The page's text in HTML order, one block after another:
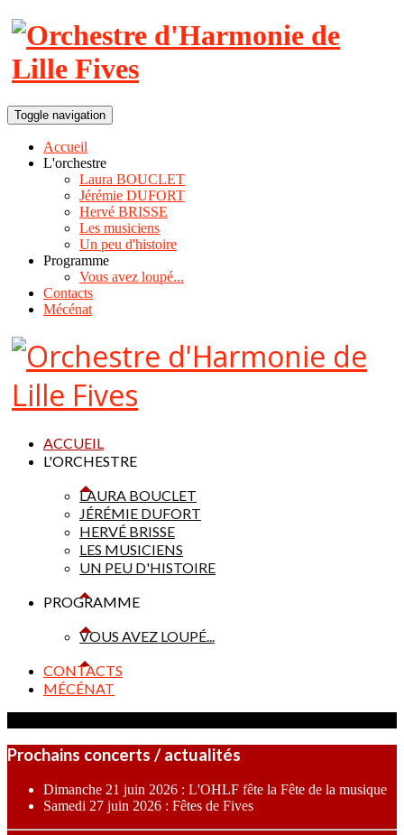
Toggle navigation
Accueil
L'orchestre
Laura BOUCLET
Jérémie DUFORT
Hervé BRISSE
Les musiciens
Un peu d'histoire
Programme
Vous avez loupé...
Contacts
Mécénat
ACCUEIL
L'ORCHESTRE
LAURA BOUCLET
JÉRÉMIE DUFORT
HERVÉ BRISSE
LES MUSICIENS
UN PEU D'HISTOIRE
PROGRAMME
VOUS AVEZ LOUPÉ...
CONTACTS
MÉCÉNAT
Prochains concerts / actualités
Dimanche 21 juin 2026 : L'OHLF fête la Fête de la musique
Samedi 27 juin 2026 : Fêtes de Fives